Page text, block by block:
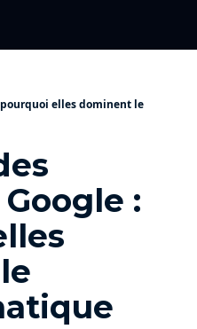
pourquoi elles dominent le
: